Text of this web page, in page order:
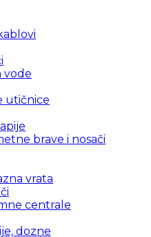
vode
utičnice
brave i nosači
vrata
centrale
dozne